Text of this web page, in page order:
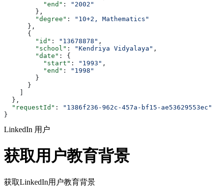
          "end"
:
"2002"
        },
        "degree"
:
"10+2, Mathematics"
      },
      {
        "id"
: "13678878" ,
        "school"
: "Kendriya Vidyalaya" ,
        "date"
: {
          "start"
: "1993" ,
          "end"
:
"1998"
        }
      }
    ]
  },
  "requestId"
:
"1386f236-962c-457a-bf15-ae53629553ec"
}
LinkedIn 用户
获取用户教育背景
获取LinkedIn用户教育背景